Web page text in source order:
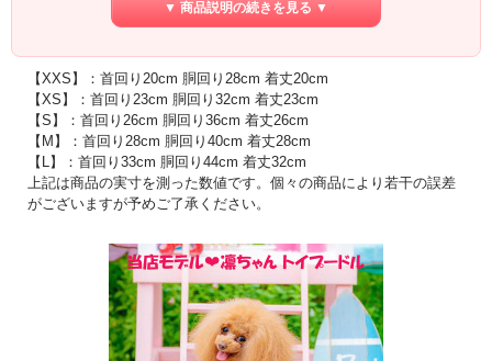
北海道函館市生まれ。女子美術短期大学卒業。デザイナー名は遺愛女子高校の先
輩である歌手のYUKIが命名。
テコかわいいアイテムをクリエイト。
そして、今年の秋に再スタートする雑貨ブランドSWIMMERのディレクター &デザ
イナー
デザイナー業以外にもトークイベントやラジオ・ナレーションなどの活動や、プ
ロデュースも行なっている。
▼ 商品説明の続きを見る ▼
【XXS】：首回り20cm 胴回り28cm 着丈20cm
【XS】：首回り23cm 胴回り32cm 着丈23cm
【S】：首回り26cm 胴回り36cm 着丈26cm
【M】：首回り28cm 胴回り40cm 着丈28cm
【L】：首回り33cm 胴回り44cm 着丈32cm
上記は商品の実寸を測った数値です。個々の商品により若干の誤差
がございますが予めご了承ください。